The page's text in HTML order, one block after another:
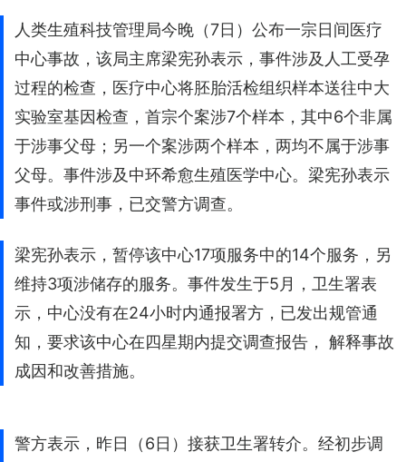
人类生殖科技管理局今晚（7日）公布一宗日间医疗
中心事故，该局主席梁宪孙表示，事件涉及人工受孕
过程的检查，医疗中心将胚胎活检组织样本送往中大
实验室基因检查，首宗个案涉7个样本，其中6个非属
于涉事父母；另一个案涉两个样本，两均不属于涉事
父母。事件涉及中环希愈生殖医学中心。梁宪孙表示
事件或涉刑事，已交警方调查。
梁宪孙表示，暂停该中心17项服务中的14个服务，另
维持3项涉储存的服务。事件发生于5月，卫生署表
示，中心没有在24小时内通报署方，已发出规管通
知，要求该中心在四星期内提交调查报告， 解释事故
成因和改善措施。
警方表示，昨日（6日）接获卫生署转介。经初步调